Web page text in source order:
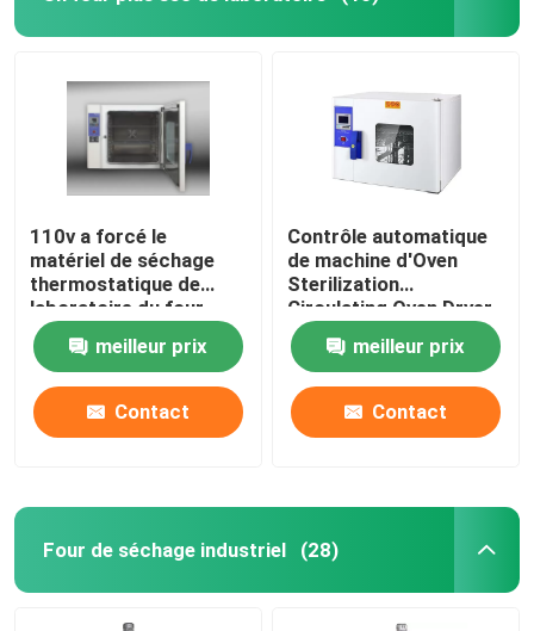
110v a forcé le
matériel de séchage
thermostatique de
laboratoire du four
60Hz de dessication
par convection
meilleur prix
Contact
Contrôle automatique
de machine d'Oven
Sterilization
Circulating Oven Dryer
d'air chaud de DHG
meilleur prix
Contact
Four de séchage industriel (28)